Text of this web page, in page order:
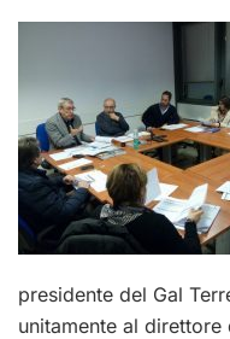
presidente del Gal
unitamente al direttore